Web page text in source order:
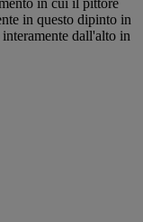
in questo dipinto in
dall'alto in